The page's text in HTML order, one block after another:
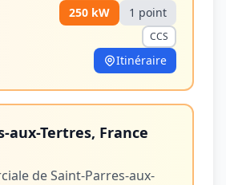
250 kW 1 point
CCS
Itinéraire
aux-Tertres, France
de Saint-Parres-aux-